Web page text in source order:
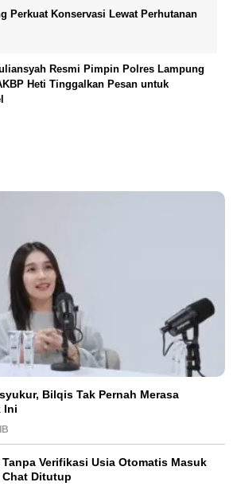
Perkuat Konservasi Lewat Perhutanan
Resmi Pimpin Polres Lampung
Heti Tinggalkan Pesan untuk
Bilqis Tak Pernah Merasa
Ini
Verifikasi Usia Otomatis Masuk
Ditutup